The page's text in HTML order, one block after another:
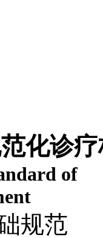
化诊
of
规范